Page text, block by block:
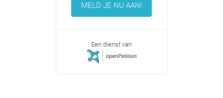
MELD JE NU AAN!
Een dienst van